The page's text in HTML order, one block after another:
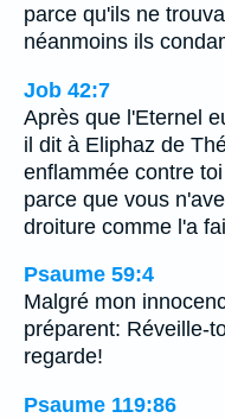
parce qu'ils ne
néanmoins ils
Job 42:7
Après que l'Eternel
il dit à Eliphaz de
enflammée contre
parce que vous
droiture comme l'a
Psaume 59:4
Malgré mon
préparent: Réveille-
regarde!
Psaume 119:86